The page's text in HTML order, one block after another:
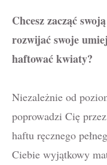
Chcesz zacząć
rozwijać swoje
haftować kwiaty?
Niezależnie od
poprowadzi Cię
haftu ręcznego
Ciebie wyjątkowy